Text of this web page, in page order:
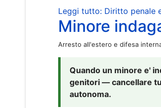
Leggi tutto: Diritto penale
Minore
Arresto all'estero e difesa
Quando un minore e'
genitori — cancellare
autonoma.